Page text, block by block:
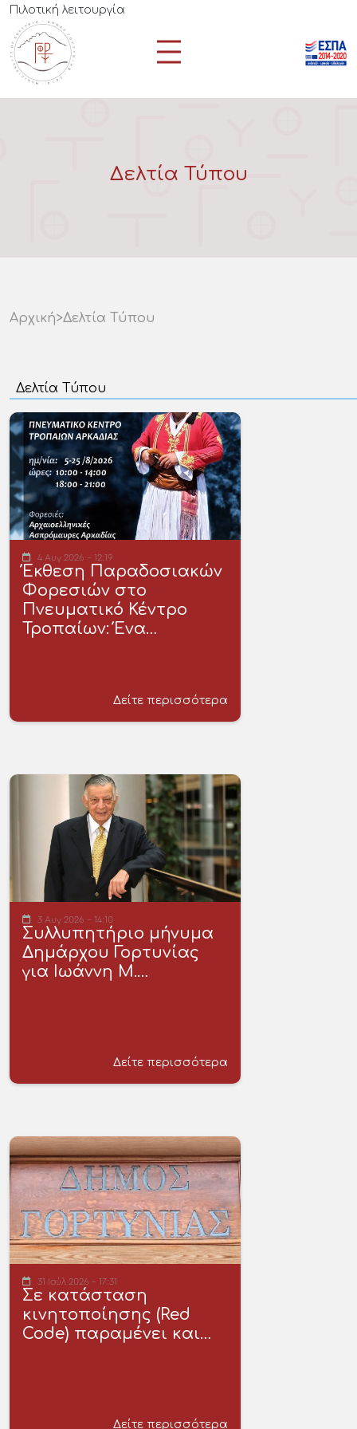
Πιλοτική λειτουργία
Δελτία Τύπου
Αρχική>Δελτία Τύπου
4 Αυγ 2026 - 12:19
Έκθεση Παραδοσιακών
Φορεσιών στο
Πνευματικό Κέντρο
Τροπαίων: Ένα…
Δείτε περισσότερα
3 Αυγ 2026 - 14:10
Συλλυπητήριο μήνυμα
Δημάρχου Γορτυνίας
για Ιωάννη Μ.…
Δείτε περισσότερα
31 Ιούλ 2026 - 17:31
Σε κατάσταση
κινητοποίησης (Red
Code) παραμένει και…
Δείτε περισσότερα